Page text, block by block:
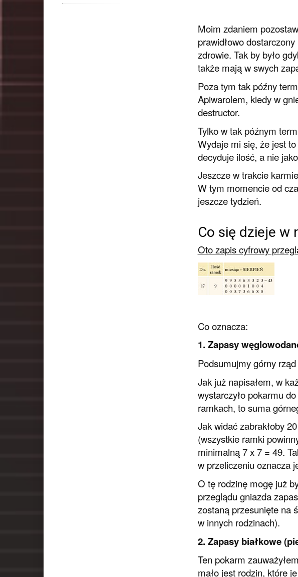
Moim zdaniem
prawidłowo
zdrowie. Tak by było
także mają w swych
Poza tym tak późny
Apiwarolem, kiedy w
destructor.
Tylko w tak późnym
Wydaje mi się, że jest
decyduje ilość, a nie
Jeszcze w trakcie
W tym momencie od
jeszcze tydzień.
Co się dzieje w
Oto zapis cyfrowy
Co oznacza:
1. Zapasy
Podsumujmy górny
Jak już napisałem, w
wystarczyło pokarmu
ramkach, to suma
Jak widać zabrakłoby
(wszystkie ramki
minimalną 7 x 7 = 49.
w przeliczeniu oznacza
O tę rodzinę mogę już
przeglądu gniazda
zostaną przesunięte na
w innych rodzinach).
2. Zapasy białkowe
Ten pokarm
mało jest rodzin, które